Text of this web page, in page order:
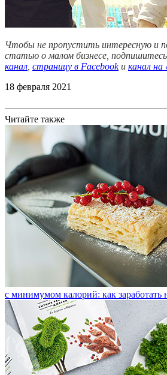
Чтобы не пропустить интересную и
статью о малом бизнесе,
канал страницу в Facebookи канал на
18 февраля 2021
Читайте также
с минимумом калорий: как заработать